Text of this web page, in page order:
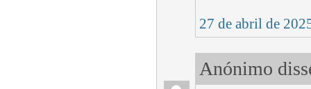
27 de abril de
Anónimo